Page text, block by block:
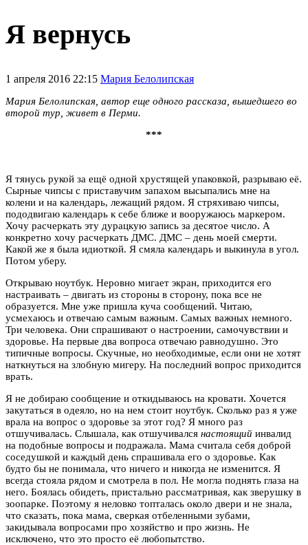
Я вернусь
1 апреля 2016 22:15 Мария Белолипская
Мария Белолипская, автор еще одного рассказа, вышедшего во
второй тур, живет в Перми.
***
Я тянусь рукой за ещё одной хрустящей упаковкой, разрываю её.
Сырные чипсы с приставучим запахом высыпались мне на
колени и на календарь, лежащий рядом. Я стряхиваю чипсы,
пододвигаю календарь к себе ближе и вооружаюсь маркером.
Хочу расчеркать эту дурацкую запись за десятое число. А
конкретно хочу расчеркать ДМС. ДМС – день моей смерти.
Какой же я была идиоткой. Я смяла календарь и выкинула в угол.
Потом уберу.
Открываю ноутбук. Неровно мигает экран, приходится его
настраивать – двигать из стороны в сторону, пока все не
образуется. Мне уже пришла куча сообщений. Читаю,
усмехаюсь и отвечаю самым важным. Самых важных немного.
Три человека. Они спрашивают о настроении, самочувствии и
здоровье. На первые два вопроса отвечаю равнодушно. Это
типичные вопросы. Скучные, но необходимые, если они не хотят
наткнуться на злобную мигеру. На последний вопрос приходится
врать.
Я не добираю сообщение и откидываюсь на кровати. Хочется
закутаться в одеяло, но на нем стоит ноутбук. Сколько раз я уже
врала на вопрос о здоровье за этот год? Я много раз
отшучивалась. Слышала, как отшучивался настоящий инвалид
на подобные вопросы и подражала. Мама считала себя доброй
соседушкой и каждый день спрашивала его о здоровье. Как
будто бы не понимала, что ничего и никогда не изменится. Я
всегда стояла рядом и смотрела в пол. Не могла поднять глаза на
него. Боялась обидеть, пристально рассматривая, как зверушку в
зоопарке. Поэтому я неловко топталась около двери и не знала,
что сказать, пока мама, сверкая отбеленными зубами,
закидывала вопросами про хозяйство и про жизнь. Не
исключено, что это просто её любопытство.